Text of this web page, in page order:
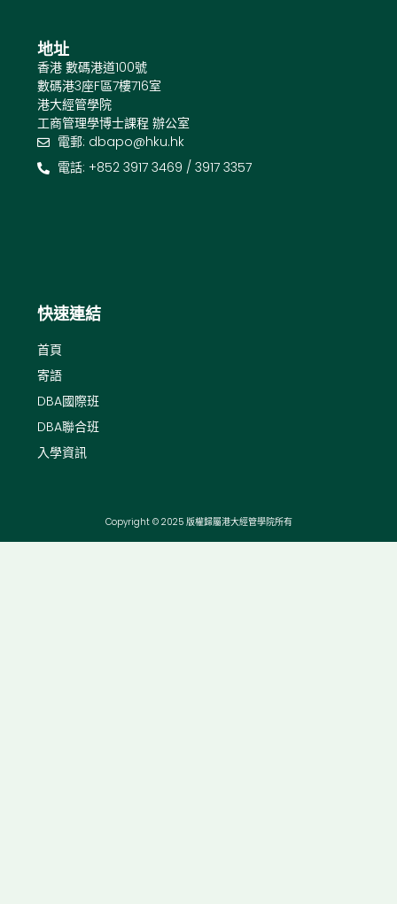
快速連結
首頁
寄語
DBA國際班
DBA聯合班
入學資訊
地址
香港 數碼港道100號
數碼港3座F區7樓716室
港大經管學院
工商管理學博士課程 辦公室
電郵: dbapo@hku.hk
電話: +852 3917 3469 / 3917 3357
Copyright © 2025 版權歸屬港大經管學院所有